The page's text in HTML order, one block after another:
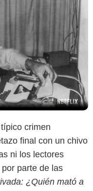
crimen
final con un chivo
ni los lectores
parte de las
¿Quién mató a